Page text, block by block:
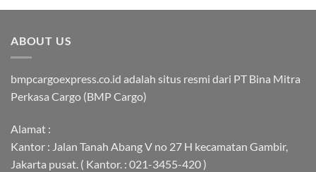
ABOUT US
bmpcargoexpress.co.id adalah situs resmi dari PT Bina Mitra
Perkasa Cargo (BMP Cargo)
Alamat :
Kantor : Jalan Tanah Abang V no 27 H kecamatan Gambir,
Jakarta pusat. ( Kantor. : 021-3455-420 )